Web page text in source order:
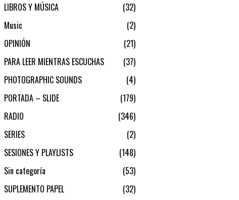
LIBROS Y MÚSICA
32
Music
2
OPINIÓN
21
PARA LEER MIENTRAS ESCUCHAS
37
PHOTOGRAPHIC SOUNDS
4
PORTADA – SLIDE
179
RADIO
346
SERIES
2
SESIONES Y PLAYLISTS
148
Sin categoría
53
SUPLEMENTO PAPEL
32